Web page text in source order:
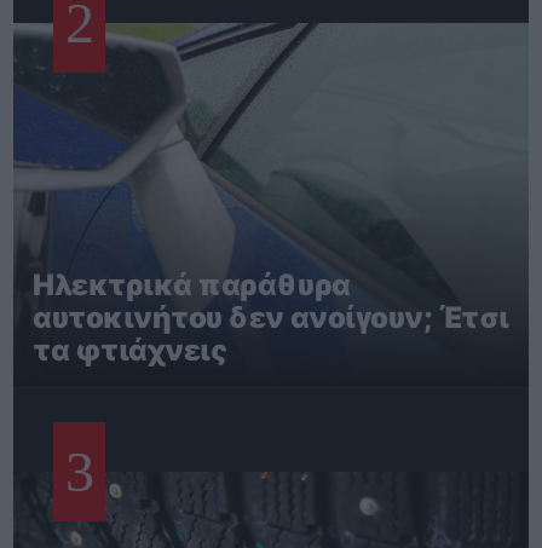
2
Ηλεκτρικά παράθυρα
αυτοκινήτου δεν ανοίγουν; Έτσι
τα φτιάχνεις
3